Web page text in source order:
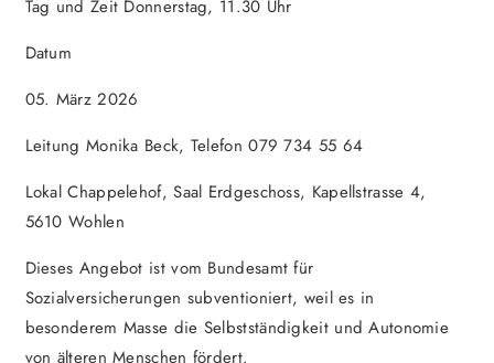
Tag und Zeit Donnerstag, 11.30 Uhr
Datum
05. März 2026
Leitung Monika Beck, Telefon 079 734 55 64
Lokal Chappelehof, Saal Erdgeschoss, Kapellstrasse 4,
5610 Wohlen
Dieses Angebot ist vom Bundesamt für
Sozialversicherungen subventioniert, weil es in
besonderem Masse die Selbstständigkeit und Autonomie
von älteren Menschen fördert.